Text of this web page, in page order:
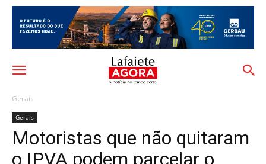
Gerais
Gerais
Motoristas que não quitaram
o IPVA podem parcelar o